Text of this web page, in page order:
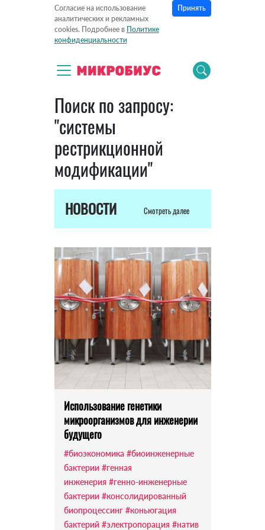
Согласие на использование
аналитических и рекламных
cookies. Подробнее в Политике
конфиденциальности
Принять
Поиск по запросу:
"системы
рестрикционной
модификации"
НОВОСТИ Смотреть далее
Использование генетики
микроорганизмов для инженерии
будущего
#биоэкономика #биоинженерные
бактерии #генная
инженерия #генно-инженерные
бактерии #консолидированный
биопроцессинг #коньюгация
бактерий #электропорация #натив